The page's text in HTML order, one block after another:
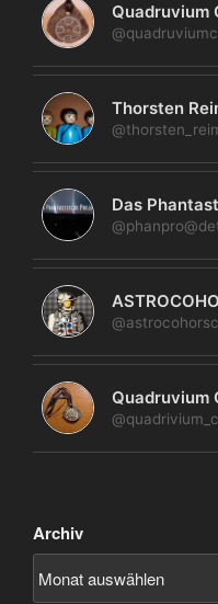
Quadruvium
Thorsten
Das
Quadruvium
Archiv